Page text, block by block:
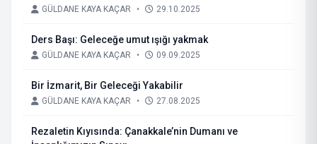
GÜLDANE KAYA KAÇAR • 29.10.2025
Ders Başı: Geleceğe umut ışığı yakmak
GÜLDANE KAYA KAÇAR • 09.09.2025
Bir İzmarit, Bir Geleceği Yakabilir
GÜLDANE KAYA KAÇAR • 27.08.2025
Rezaletin Kıyısında: Çanakkale’nin Dumanı ve